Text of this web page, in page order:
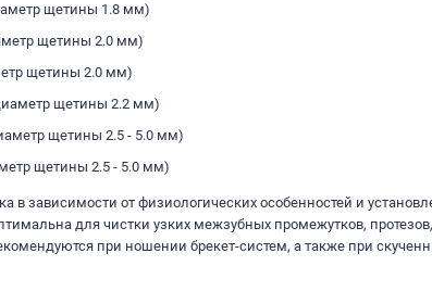
щетины 1.8 мм)
щетины 2.0 мм)
щетины 2.0 мм)
щетины 2.2 мм)
щетины 2.5 - 5.0 мм)
щетины 2.5 - 5.0 мм)
зависимости от физиологических особенностей и
для чистки узких межзубных промежутков, протезов,
при ношении брекет-систем, а также при